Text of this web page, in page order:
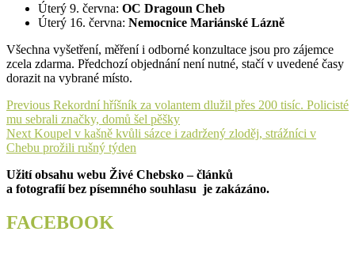
Úterý 9. června: OC Dragoun Cheb
Úterý 16. června: Nemocnice Mariánské Lázně
Všechna vyšetření, měření i odborné konzultace jsou pro zájemce
zcela zdarma. Předchozí objednání není nutné, stačí v uvedené časy
dorazit na vybrané místo.
Navigace
pro
příspěvek
Previous Previous
post:
Rekordní hříšník za volantem dlužil přes 200 tisíc. Policisté
mu sebrali značky, domů šel pěšky
Next Next
post:
Koupel v kašně kvůli sázce i zadržený zloděj, strážníci v
Chebu prožili rušný týden
Užití obsahu webu Živé Chebsko – článků
a fotografií bez písemného souhlasu je zakázáno.
FACEBOOK